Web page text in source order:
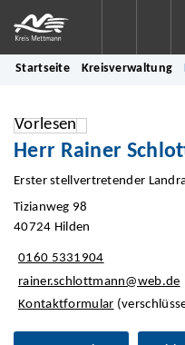
Startseite Kreisverwaltung
Vorlesen
Herr Rainer
Erster stellvertretender
Tizianweg 98
40724 Hilden
0160 5331904
rainer.schlottmann@web.de
Kontaktformular